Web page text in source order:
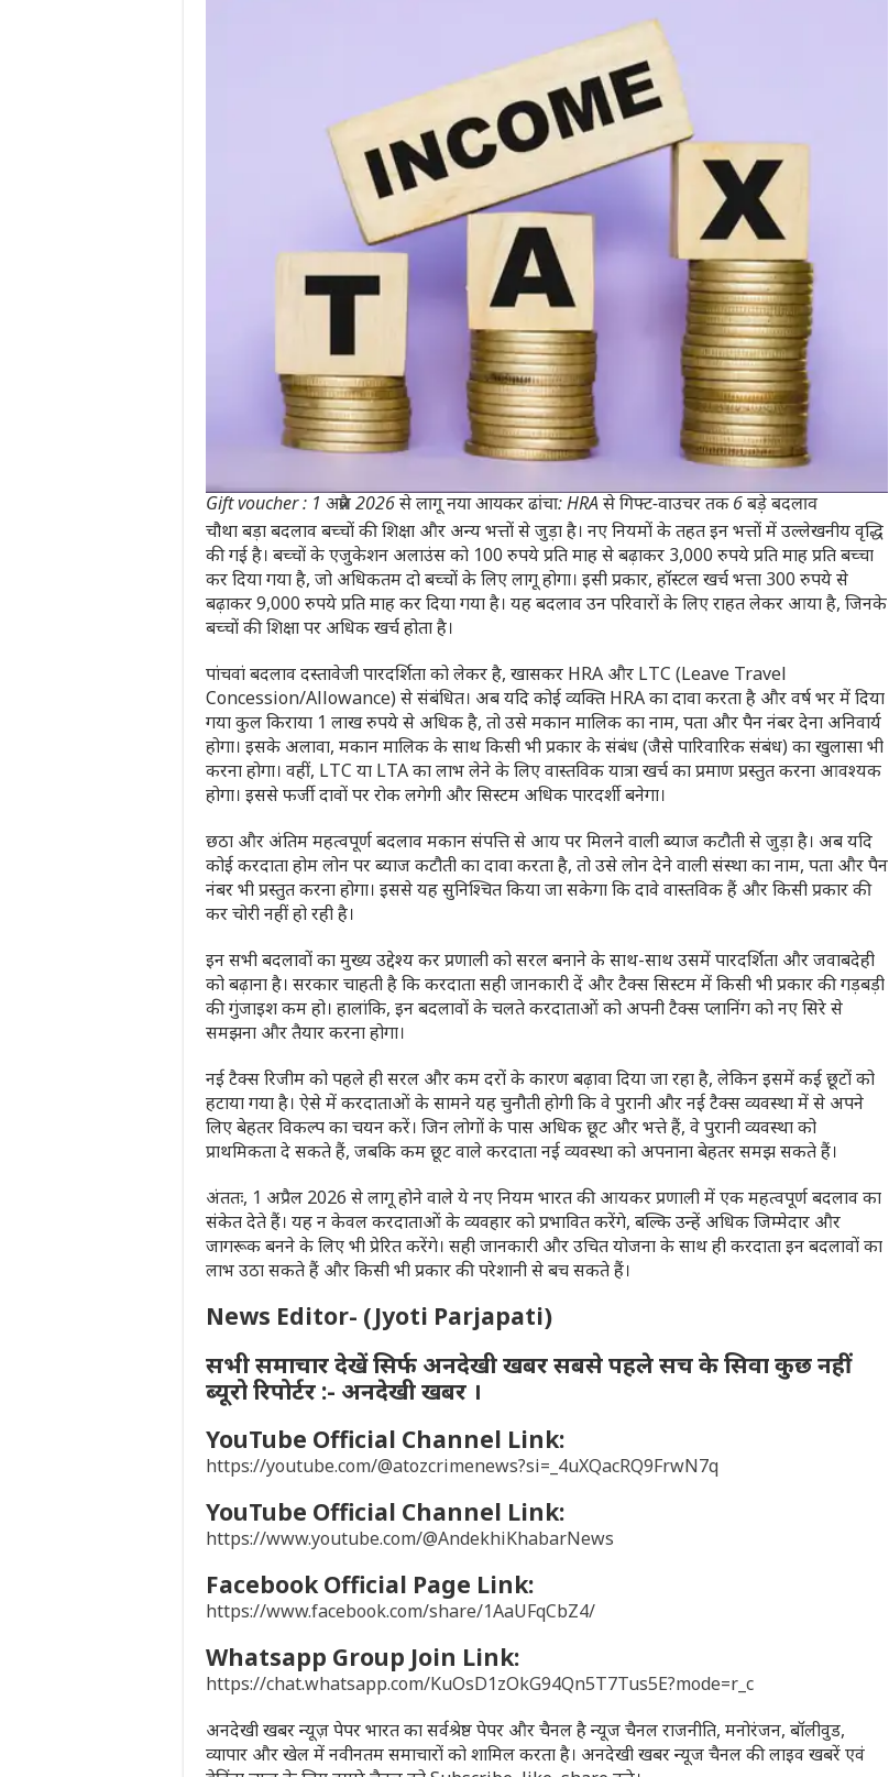
Gift voucher : 1 अप्रैल 2026 से लागू नया आयकर ढांचा: HRA से गिफ्ट-वाउचर तक 6 बड़े बदलाव
चौथा बड़ा बदलाव बच्चों की शिक्षा और अन्य भत्तों से जुड़ा है। नए नियमों के तहत इन भत्तों में उल्लेखनीय वृद्धि
की गई है। बच्चों के एजुकेशन अलाउंस को 100 रुपये प्रति माह से बढ़ाकर 3,000 रुपये प्रति माह प्रति बच्चा
कर दिया गया है, जो अधिकतम दो बच्चों के लिए लागू होगा। इसी प्रकार, हॉस्टल खर्च भत्ता 300 रुपये से
बढ़ाकर 9,000 रुपये प्रति माह कर दिया गया है। यह बदलाव उन परिवारों के लिए राहत लेकर आया है, जिनके
बच्चों की शिक्षा पर अधिक खर्च होता है।
पांचवां बदलाव दस्तावेजी पारदर्शिता को लेकर है, खासकर HRA और LTC (Leave Travel
Concession/Allowance) से संबंधित। अब यदि कोई व्यक्ति HRA का दावा करता है और वर्ष भर में दिया
गया कुल किराया 1 लाख रुपये से अधिक है, तो उसे मकान मालिक का नाम, पता और पैन नंबर देना अनिवार्य
होगा। इसके अलावा, मकान मालिक के साथ किसी भी प्रकार के संबंध (जैसे पारिवारिक संबंध) का खुलासा भी
करना होगा। वहीं, LTC या LTA का लाभ लेने के लिए वास्तविक यात्रा खर्च का प्रमाण प्रस्तुत करना आवश्यक
होगा। इससे फर्जी दावों पर रोक लगेगी और सिस्टम अधिक पारदर्शी बनेगा।
छठा और अंतिम महत्वपूर्ण बदलाव मकान संपत्ति से आय पर मिलने वाली ब्याज कटौती से जुड़ा है। अब यदि
कोई करदाता होम लोन पर ब्याज कटौती का दावा करता है, तो उसे लोन देने वाली संस्था का नाम, पता और पैन
नंबर भी प्रस्तुत करना होगा। इससे यह सुनिश्चित किया जा सकेगा कि दावे वास्तविक हैं और किसी प्रकार की
कर चोरी नहीं हो रही है।
इन सभी बदलावों का मुख्य उद्देश्य कर प्रणाली को सरल बनाने के साथ-साथ उसमें पारदर्शिता और जवाबदेही
को बढ़ाना है। सरकार चाहती है कि करदाता सही जानकारी दें और टैक्स सिस्टम में किसी भी प्रकार की गड़बड़ी
की गुंजाइश कम हो। हालांकि, इन बदलावों के चलते करदाताओं को अपनी टैक्स प्लानिंग को नए सिरे से
समझना और तैयार करना होगा।
नई टैक्स रिजीम को पहले ही सरल और कम दरों के कारण बढ़ावा दिया जा रहा है, लेकिन इसमें कई छूटों को
हटाया गया है। ऐसे में करदाताओं के सामने यह चुनौती होगी कि वे पुरानी और नई टैक्स व्यवस्था में से अपने
लिए बेहतर विकल्प का चयन करें। जिन लोगों के पास अधिक छूट और भत्ते हैं, वे पुरानी व्यवस्था को
प्राथमिकता दे सकते हैं, जबकि कम छूट वाले करदाता नई व्यवस्था को अपनाना बेहतर समझ सकते हैं।
अंततः, 1 अप्रैल 2026 से लागू होने वाले ये नए नियम भारत की आयकर प्रणाली में एक महत्वपूर्ण बदलाव का
संकेत देते हैं। यह न केवल करदाताओं के व्यवहार को प्रभावित करेंगे, बल्कि उन्हें अधिक जिम्मेदार और
जागरूक बनने के लिए भी प्रेरित करेंगे। सही जानकारी और उचित योजना के साथ ही करदाता इन बदलावों का
लाभ उठा सकते हैं और किसी भी प्रकार की परेशानी से बच सकते हैं।
News Editor- (Jyoti Parjapati)
सभी समाचार देखें सिर्फ अनदेखी खबर सबसे पहले सच के सिवा कुछ नहीं
ब्यूरो रिपोर्टर :- अनदेखी खबर ।
YouTube Official Channel Link:
https://youtube.com/@atozcrimenews?si=_4uXQacRQ9FrwN7q
YouTube Official Channel Link:
https://www.youtube.com/@AndekhiKhabarNews
Facebook Official Page Link:
https://www.facebook.com/share/1AaUFqCbZ4/
Whatsapp Group Join Link:
https://chat.whatsapp.com/KuOsD1zOkG94Qn5T7Tus5E?mode=r_c
अनदेखी खबर न्यूज़ पेपर भारत का सर्वश्रेष्ठ पेपर और चैनल है न्यूज चैनल राजनीति, मनोरंजन, बॉलीवुड,
व्यापार और खेल में नवीनतम समाचारों को शामिल करता है। अनदेखी खबर न्यूज चैनल की लाइव खबरें एवं